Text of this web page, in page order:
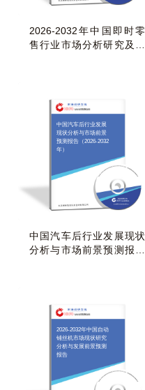
2026-2032年中国即时零
售行业市场分析研究及投
中国汽车后行业发展
现状分析与市场前景
预测报告（2026-2032
年）
中国汽车后行业发展现状
分析与市场前景预测报告
2026-2032年中国自动
铺丝机市场现状研究
分析与发展前景预测
报告